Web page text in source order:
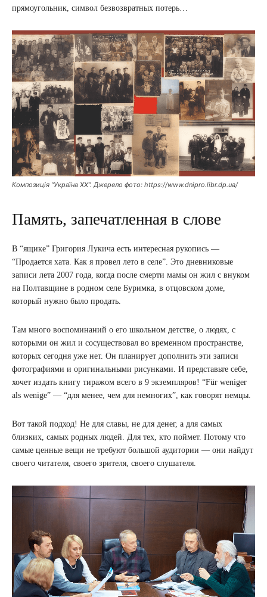
прямоугольник, символ безвозвратных потерь…
Композиція “Україна ХХ”. Джерело фото: https://www.dnipro.libr.dp.ua/
Память, запечатленная в слове
В “ящике” Григория Лукича есть интересная рукопись —
“Продается хата. Как я провел лето в селе”. Это дневниковые
записи лета 2007 года, когда после смерти мамы он жил с внуком
на Полтавщине в родном селе Буримка, в отцовском доме,
который нужно было продать.
Там много воспоминаний о его школьном детстве, о людях, с
которыми он жил и сосуществовал во временном пространстве,
которых сегодня уже нет. Он планирует дополнить эти записи
фотографиями и оригинальными рисунками. И представьте себе,
хочет издать книгу тиражом всего в 9 экземпляров! “Für weniger
als wenige” — “для менее, чем для немногих”, как говорят немцы.
Вот такой подход! Не для славы, не для денег, а для самых
близких, самых родных людей. Для тех, кто поймет. Потому что
самые ценные вещи не требуют большой аудитории — они найдут
своего читателя, своего зрителя, своего слушателя.